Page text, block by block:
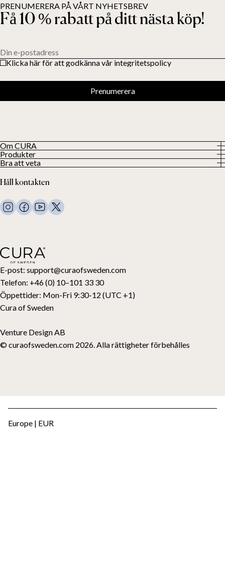
E-post: support@curaofsweden.com
Telefon: +46 (0) 10–101 33 30
Öppettider: Mon-Fri 9:30-12 (UTC +1)
Cura of Sweden
Venture Design AB
© curaofsweden.com 2026. Alla rättigheter förbehålles
Om CURA
Vår historia
Våra kunder
Produkter
Visa alla produkter
Tyngdtäcken
Sängkläder
Kuddar
Bäddmadrasser
Presentkort
Bra att veta
Villkor
FAQ
Kontakta oss
Håll kontakten
PRENUMERERA PÅ VÅRT NYHETSBREV
Få 10 % rabatt på ditt nästa köp!
Din e-postadress
Klicka här för att godkänna vår integritetspolicy
Prenumerera
Europe | EUR